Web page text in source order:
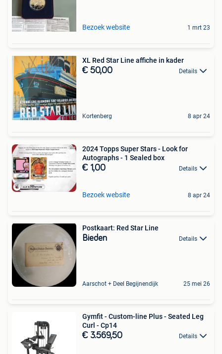
Bezoek website 1 mrt 23
XL Red Star Line affiche in kader
€ 50,00 Details
Kortenberg 8 apr 24
2024 Topps Super Stars - Look for
Autographs - 1 Sealed box
€ 1,00 Details
Bezoek website 8 apr 24
Postkaart: Red Star Line
Bieden Details
Aarschot + Deel Begijnendijk 25 mei 26
Gymfit - Custom-line Plus - Seated Leg
Curl - Cp14
€ 3.569,50 Details